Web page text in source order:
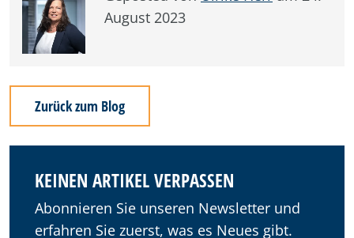
August 2023
Zurück zum Blog
KEINEN ARTIKEL VERPASSEN
Abonnieren Sie unseren Newsletter und
erfahren Sie zuerst, was es Neues gibt.